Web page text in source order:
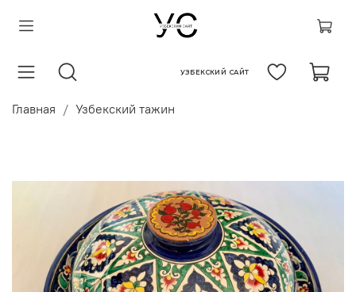
УЗБЕКСКИЙ САЙТ
Главная Узбекский тажин